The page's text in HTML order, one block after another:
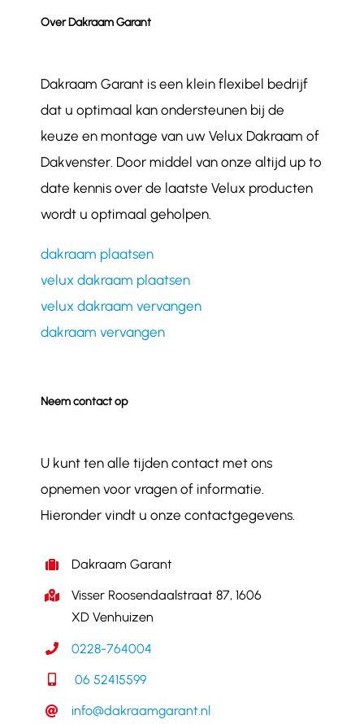
Over Dakraam Garant
Dakraam Garant is een klein flexibel bedrijf
dat u optimaal kan ondersteunen bij de
keuze en montage van uw Velux Dakraam of
Dakvenster. Door middel van onze altijd up to
date kennis over de laatste Velux producten
wordt u optimaal geholpen.
dakraam plaatsen
velux dakraam plaatsen
velux dakraam vervangen
dakraam vervangen
Neem contact op
U kunt ten alle tijden contact met ons
opnemen voor vragen of informatie.
Hieronder vindt u onze contactgegevens.
Dakraam Garant
Visser Roosendaalstraat 87, 1606
XD Venhuizen
0228-764004
06 52415599
info@dakraamgarant.nl